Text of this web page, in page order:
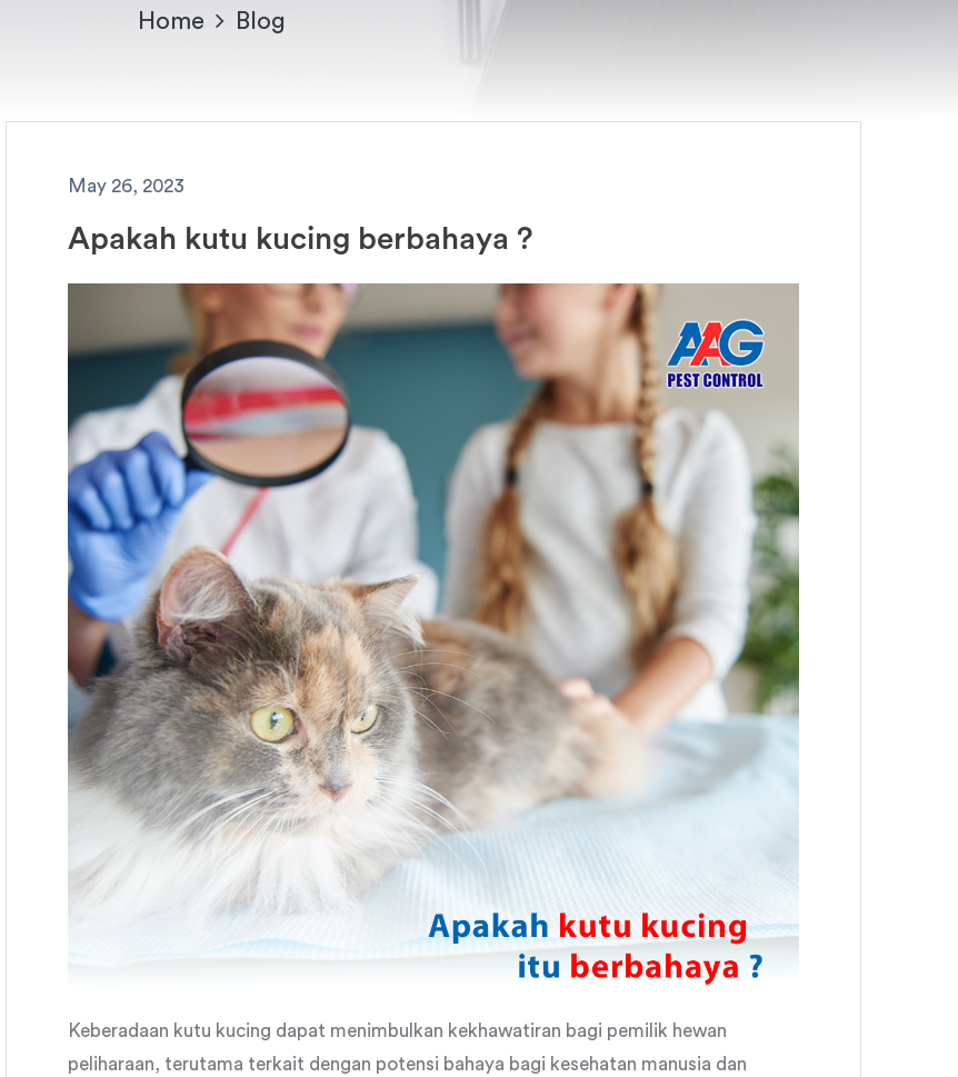
Home Blog
May 26, 2023
Apakah kutu kucing berbahaya ?
Keberadaan kutu kucing dapat menimbulkan kekhawatiran bagi pemilik hewan
peliharaan, terutama terkait dengan potensi bahaya bagi kesehatan manusia dan